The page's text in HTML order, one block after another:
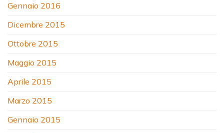
Gennaio 2016
Dicembre 2015
Ottobre 2015
Maggio 2015
Aprile 2015
Marzo 2015
Gennaio 2015